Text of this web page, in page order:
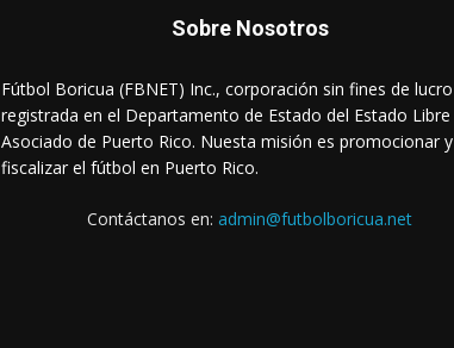
Sobre Nosotros
Fútbol Boricua (FBNET) Inc., corporación sin fines de lucro
registrada en el Departamento de Estado del Estado Libre
Asociado de Puerto Rico. Nuesta misión es promocionar y
fiscalizar el fútbol en Puerto Rico.
Contáctanos en: admin@futbolboricua.net